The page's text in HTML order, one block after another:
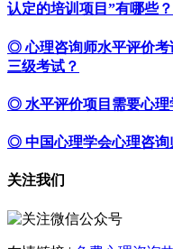
认定的培训项目”有哪些？
◎ 心理咨询师水平评价考
三级考试？
◎ 水平评价项目需要心理
◎ 中国心理学会心理咨询
关注我们